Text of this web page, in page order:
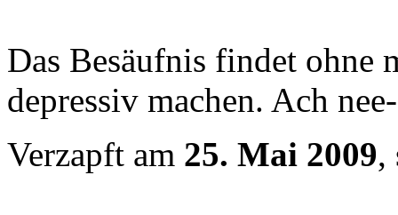
Das Besäufnis findet ohne
depressiv machen. Ach
Verzapft am 25. Mai 2009,